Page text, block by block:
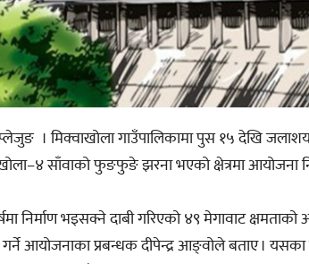
। मिक्वाखोला गाउँपालिकामा पुस १५ देखि
साँवाको फुङफुङे झरना भएको क्षेत्रमा आयोजना
निर्माण भइसक्ने दाबी गरिएको ४९ मेगावाट
गर्ने आयोजनाका प्रबन्धक दीपेन्द्र आङ्वोले बताए । यसका